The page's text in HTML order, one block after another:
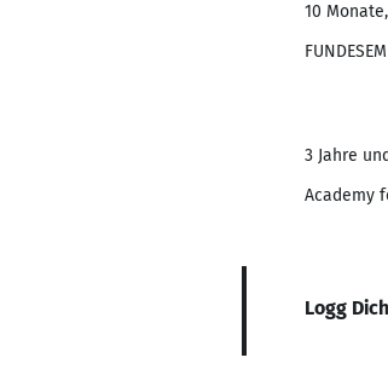
10
3 Jahre
Academy
Logg